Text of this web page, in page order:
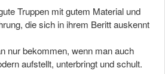
Truppen mit gutem Material und
die sich in ihrem Beritt auskennt
nur bekommen, wenn man auch
aufstellt, unterbringt und schult.